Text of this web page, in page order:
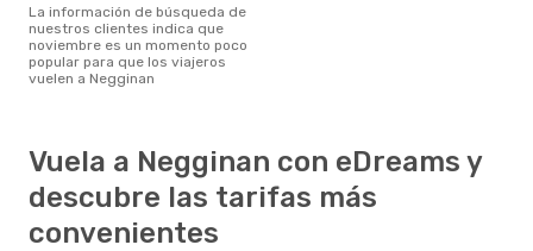
La información de búsqueda de
nuestros clientes indica que
noviembre es un momento poco
popular para que los viajeros
vuelen a Negginan
Vuela a Negginan con eDreams y
descubre las tarifas más
convenientes